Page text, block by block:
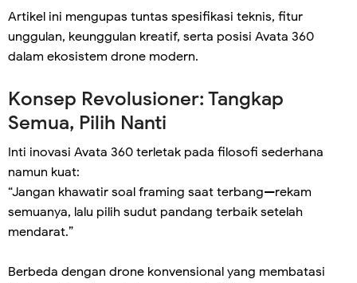
Artikel ini mengupas tuntas spesifikasi teknis, fitur
unggulan, keunggulan kreatif, serta posisi Avata 360
dalam ekosistem drone modern.
Konsep Revolusioner: Tangkap
Semua, Pilih Nanti
Inti inovasi Avata 360 terletak pada filosofi sederhana
namun kuat:
“Jangan khawatir soal framing saat terbang—rekam
semuanya, lalu pilih sudut pandang terbaik setelah
mendarat.”
Berbeda dengan drone konvensional yang membatasi